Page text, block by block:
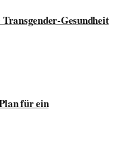
Gesundheit
für ein